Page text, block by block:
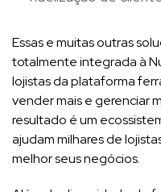
Essas e muitas outras
totalmente integrada à
lojistas da plataforma
vender mais e gerenciar
resultado é um
ajudam milhares de
melhor seus negócios.